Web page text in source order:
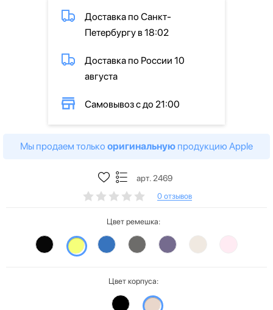
Доставка по Санкт-
Петербургу в 18:02
Доставка по России 10
августа
Самовывоз с до 21:00
Мы продаем только оригинальную продукцию Apple
арт. 2469
0 отзывов
Цвет ремешка:
Цвет корпуса: